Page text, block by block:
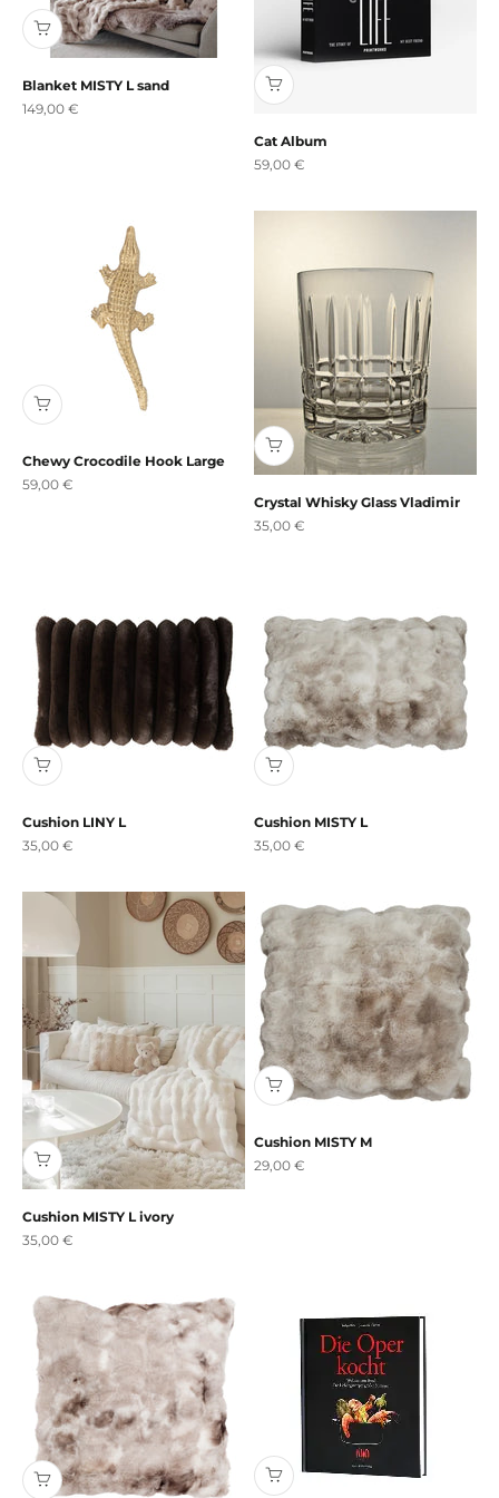
Blanket MISTY L sand
Angebot
149,00 €
Cat Album
Angebot
59,00 €
Chewy Crocodile Hook Large
Angebot
59,00 €
Crystal Whisky Glass Vladimir
Angebot
35,00 €
Cushion LINY L
Angebot
35,00 €
Cushion MISTY L
Angebot
35,00 €
Cushion MISTY L ivory
Angebot
35,00 €
Cushion MISTY M
Angebot
29,00 €